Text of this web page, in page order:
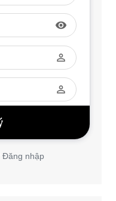
visibility
perm_identity
perm_identity
Đăng nhập